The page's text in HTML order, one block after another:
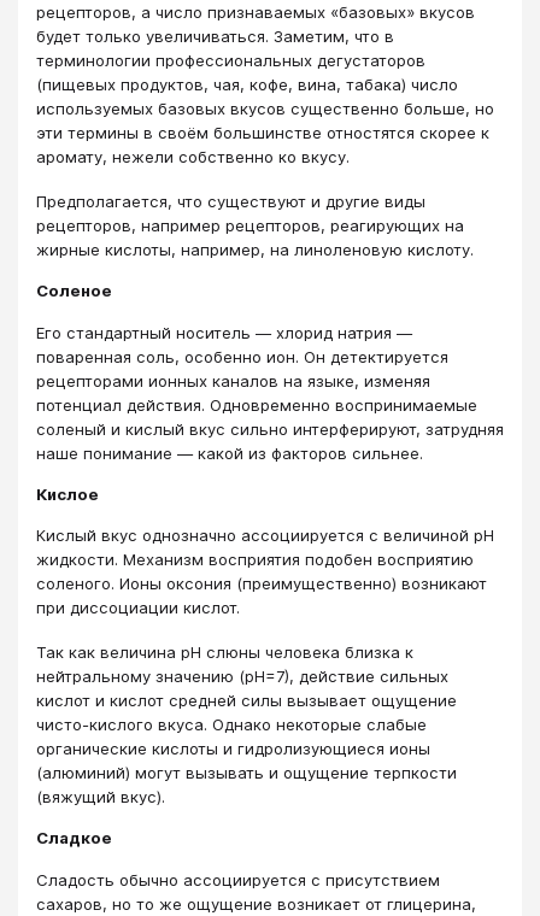
рецепторов, а число признаваемых «базовых» вкусов
будет только увеличиваться. Заметим, что в
терминологии профессиональных дегустаторов
(пищевых продуктов, чая, кофе, вина, табака) число
используемых базовых вкусов существенно больше, но
эти термины в своём большинстве отностятся скорее к
аромату, нежели собственно ко вкусу.
Предполагается, что существуют и другие виды
рецепторов, например рецепторов, реагирующих на
жирные кислоты, например, на линоленовую кислоту.
Соленое
Его стандартный носитель — хлорид натрия —
поваренная соль, особенно ион. Он детектируется
рецепторами ионных каналов на языке, изменяя
потенциал действия. Одновременно воспринимаемые
соленый и кислый вкус сильно интерферируют, затрудняя
наше понимание — какой из факторов сильнее.
Кислое
Кислый вкус однозначно ассоциируется с величиной рН
жидкости. Механизм восприятия подобен восприятию
соленого. Ионы оксония (преимущественно) возникают
при диссоциации кислот.
Так как величина рН слюны человека близка к
нейтральному значению (рН=7), действие сильных
кислот и кислот средней силы вызывает ощущение
чисто-кислого вкуса. Однако некоторые слабые
органические кислоты и гидролизующиеся ионы
(алюминий) могут вызывать и ощущение терпкости
(вяжущий вкус).
Сладкое
Сладость обычно ассоциируется с присутствием
сахаров, но то же ощущение возникает от глицерина,